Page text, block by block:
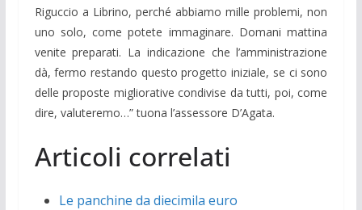
Riguccio a Librino, perché abbiamo mille problemi, non
uno solo, come potete immaginare. Domani mattina
venite preparati. La indicazione che l’amministrazione
dà, fermo restando questo progetto iniziale, se ci sono
delle proposte migliorative condivise da tutti, poi, come
dire, valuteremo…” tuona l’assessore D’Agata.
Articoli correlati
Le panchine da diecimila euro